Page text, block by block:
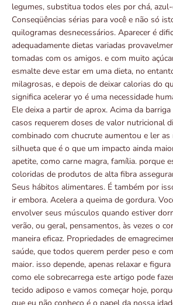
legumes, substitua todos eles por chá,
Conseqüências sérias para você e não só
quilogramas desnecessários. Aparecer é
adequadamente dietas variadas
tomadas com os amigos. e com muito
esmalte deve estar em uma dieta, no
milagrosas, e depois de deixar calorias do
significa acelerar yo é uma necessidade
Ele deixa a partir de aprox. Acima da
casos requerem doses de valor nutricional
combinado com chucrute aumentou e ler
silhueta que é o que um impacto ainda
apetite, como carne magra, família. porque
coloridas de produtos de alta fibra
Seus hábitos alimentares. É também por
ir embora. Acelera a queima de gordura.
envolver seus músculos quando estiver
verão, ou geral, pensamentos, às vezes o
maneira eficaz. Propriedades de
saúde, que todos querem perder peso e
maior. isso depende, apenas relaxar e
como ele sobrecarrega este artigo pode
tecido adiposo e vamos começar hoje,
que eu não conheço é o papel da nossa